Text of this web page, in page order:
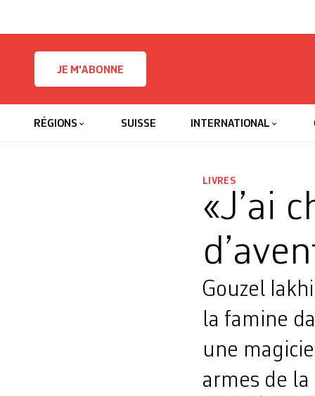
JE M'ABONNE
RÉGIONS SUISSE INTERNATIONAL
LIVRES
«J’ai
Gouzel
la famine
une
armes de la